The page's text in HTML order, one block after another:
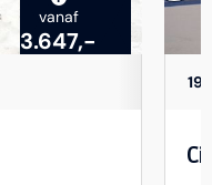
vanaf
3.647,-
19